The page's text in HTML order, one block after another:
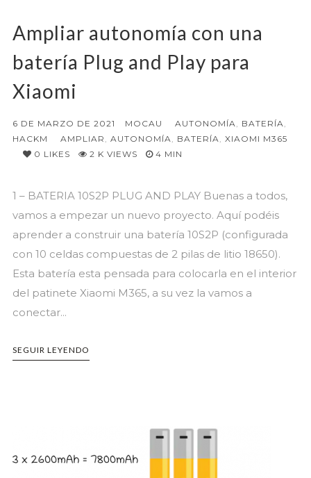
Ampliar autonomía con una
batería Plug and Play para
Xiaomi
6 DE MARZO DE 2021 MOCAU AUTONOMÍA BATERÍA
HACKM
AMPLIAR AUTONOMÍA BATERÍA
XIAOMI M365
0 LIKES 2 K VIEWS 4 MIN
1 – BATERIA 10S2P PLUG AND PLAY Buenas a todos,
vamos a empezar un nuevo proyecto. Aquí podéis
aprender a construir una batería 10S2P (configurada
con 10 celdas compuestas de 2 pilas de litio 18650).
Esta batería esta pensada para colocarla en el interior
del patinete Xiaomi M365, a su vez la vamos a
conectar...
SEGUIR LEYENDO